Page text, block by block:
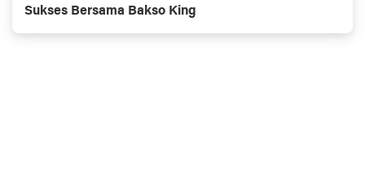
Sukses Bersama Bakso King